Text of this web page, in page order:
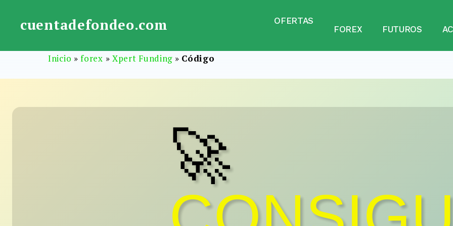
cuentadefondeo.com
OFERTAS
FOREX
FUTUROS
Inicio »forex » Xpert Funding » Código
🚀